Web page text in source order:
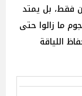
فقط، بل يمتد
ما زالوا حتى
اللياقة